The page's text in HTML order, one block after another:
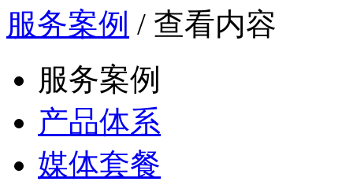
服务案例 / 查看内容
服务案例
产品体系
媒体套餐